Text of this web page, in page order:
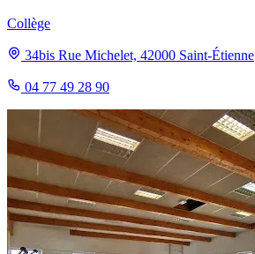
Collège
34bis Rue Michelet, 42000 Saint-Étienne
04 77 49 28 90